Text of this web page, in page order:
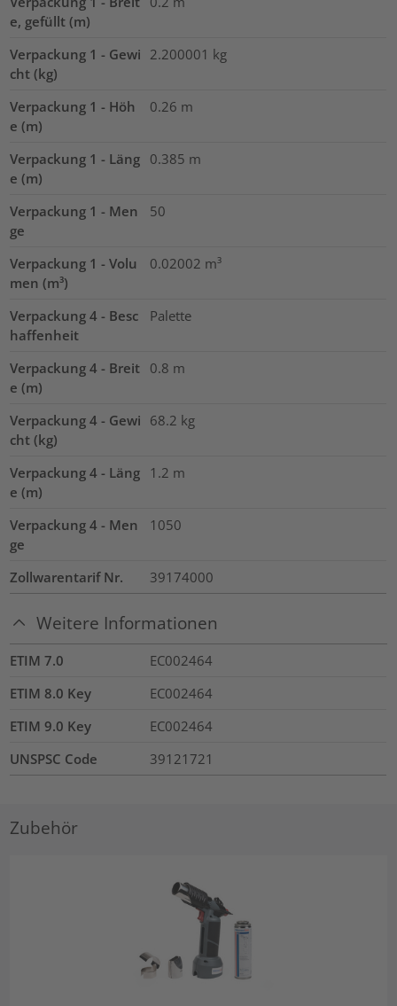
e, gefüllt (m)
Verpackung 1 - Gewi
cht (kg)
2.200001 kg
Verpackung 1 - Höh
e (m)
0.26 m
Verpackung 1 - Läng
e (m)
0.385 m
Verpackung 1 - Men
ge
50
Verpackung 1 - Volu
men (m³)
0.02002 m³
Verpackung 4 - Besc
haffenheit
Palette
Verpackung 4 - Breit
e (m)
0.8 m
Verpackung 4 - Gewi
cht (kg)
68.2 kg
Verpackung 4 - Läng
e (m)
1.2 m
Verpackung 4 - Men
ge
1050
Zollwarentarif Nr. 39174000
Weitere Informationen
ETIM 7.0
EC002464
ETIM 8.0 Key
EC002464
ETIM 9.0 Key
EC002464
UNSPSC Code
39121721
Zubehör